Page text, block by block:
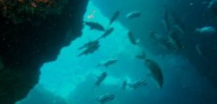
CA
Modificar cookies
Tècniques i funcionals
Sempre activades
Aquest lloc web utilitza cookies pròpies per recopilar
informació amb la finalitat de millorar els nostres serveis.